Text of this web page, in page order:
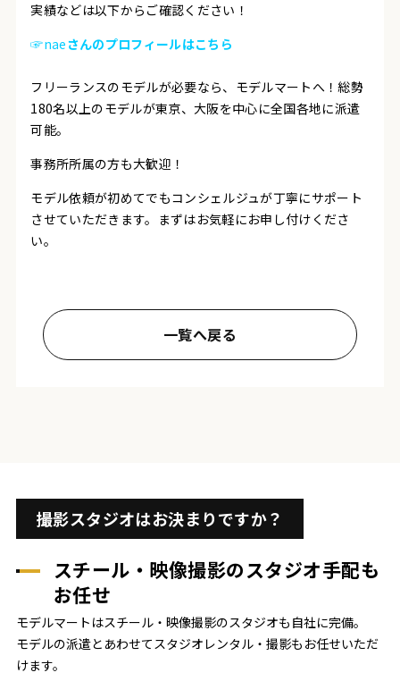
実績などは以下からご確認ください！
☞naeさんのプロフィールはこちら
フリーランスのモデルが必要なら、モデルマートへ！総勢
180名以上のモデルが東京、大阪を中心に全国各地に派遣
可能。
事務所所属の方も大歓迎！
モデル依頼が初めてでもコンシェルジュが丁寧にサポート
させていただきます。まずはお気軽にお申し付けくださ
い。
一覧へ戻る
撮影スタジオはお決まりですか？
スチール・映像撮影のスタジオ手配も
お任せ
モデルマートはスチール・映像撮影のスタジオも自社に完備。
モデルの派遣とあわせてスタジオレンタル・撮影もお任せいただ
けます。